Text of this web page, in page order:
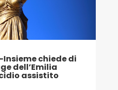
chiede di
dell’Emilia
assistito